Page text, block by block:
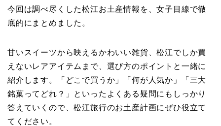
今回は調べ尽くした松江お土産情報を、女子目線で徹
底的にまとめました。
甘いスイーツから映えるかわいい雑貨、松江でしか買
えないレアアイテムまで、選び方のポイントと一緒に
紹介します。「どこで買うか」「何が人気か」「三大
銘菓ってどれ？」といったよくある疑問にもしっかり
答えていくので、松江旅行のお土産計画にぜひ役立て
てください。